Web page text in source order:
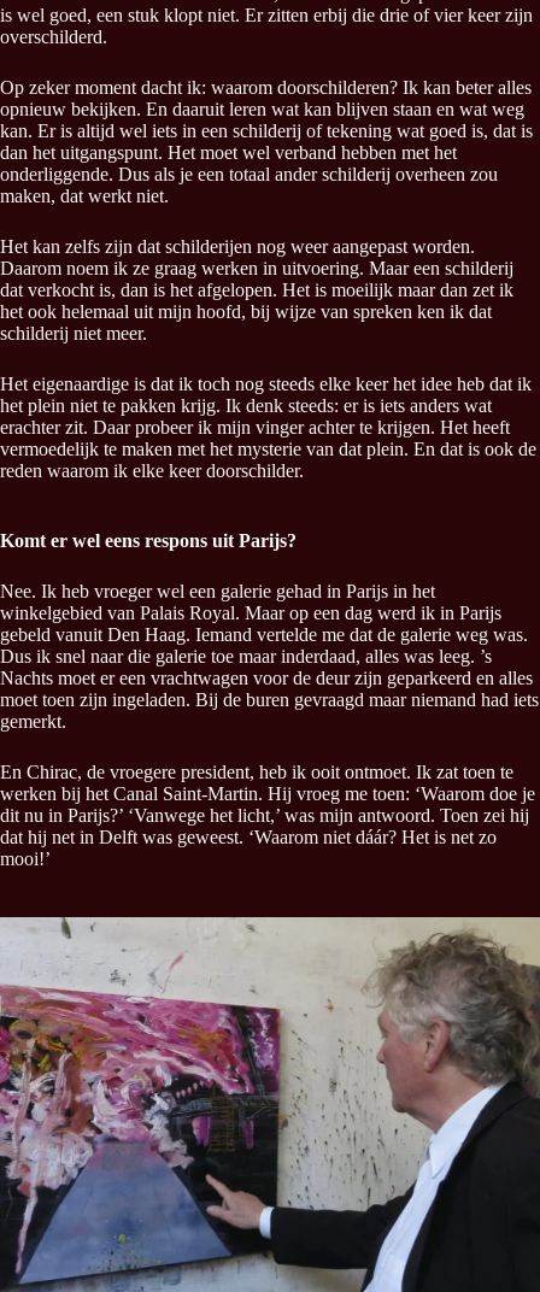
is wel goed, een stuk klopt niet. Er zitten erbij die drie of vier keer zijn
overschilderd.
Op zeker moment dacht ik: waarom doorschilderen? Ik kan beter alles
opnieuw bekijken. En daaruit leren wat kan blijven staan en wat weg
kan. Er is altijd wel iets in een schilderij of tekening wat goed is, dat is
dan het uitgangspunt. Het moet wel verband hebben met het
onderliggende. Dus als je een totaal ander schilderij overheen zou
maken, dat werkt niet.
Het kan zelfs zijn dat schilderijen nog weer aangepast worden.
Daarom noem ik ze graag werken in uitvoering. Maar een schilderij
dat verkocht is, dan is het afgelopen. Het is moeilijk maar dan zet ik
het ook helemaal uit mijn hoofd, bij wijze van spreken ken ik dat
schilderij niet meer.
Het eigenaardige is dat ik toch nog steeds elke keer het idee heb dat ik
het plein niet te pakken krijg. Ik denk steeds: er is iets anders wat
erachter zit. Daar probeer ik mijn vinger achter te krijgen. Het heeft
vermoedelijk te maken met het mysterie van dat plein. En dat is ook de
reden waarom ik elke keer doorschilder.
Komt er wel eens respons uit Parijs?
Nee. Ik heb vroeger wel een galerie gehad in Parijs in het
winkelgebied van Palais Royal. Maar op een dag werd ik in Parijs
gebeld vanuit Den Haag. Iemand vertelde me dat de galerie weg was.
Dus ik snel naar die galerie toe maar inderdaad, alles was leeg. ’s
Nachts moet er een vrachtwagen voor de deur zijn geparkeerd en alles
moet toen zijn ingeladen. Bij de buren gevraagd maar niemand had iets
gemerkt.
En Chirac, de vroegere president, heb ik ooit ontmoet. Ik zat toen te
werken bij het Canal Saint-Martin. Hij vroeg me toen: ‘Waarom doe je
dit nu in Parijs?’ ‘Vanwege het licht,’ was mijn antwoord. Toen zei hij
dat hij net in Delft was geweest. ‘Waarom niet dáár? Het is net zo
mooi!’